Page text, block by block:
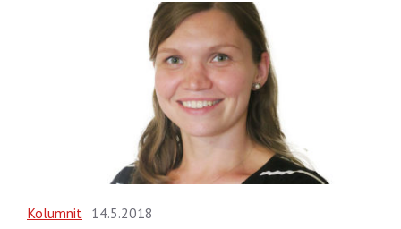
Kolumnit 14.5.2018